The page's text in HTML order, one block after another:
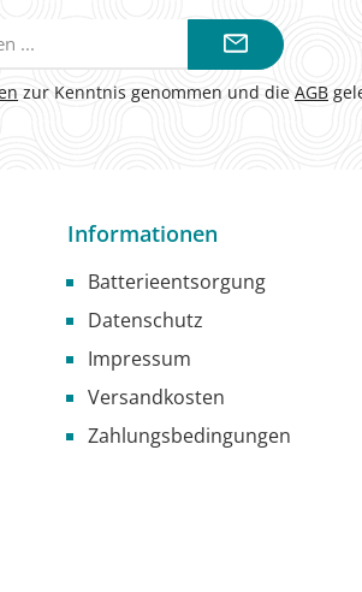
zur Kenntnis genommen und die AGB
Informationen
Batterieentsorgung
Datenschutz
Impressum
Versandkosten
Zahlungsbedingungen